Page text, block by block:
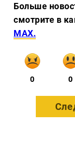
Больше
смотрите в
MAX.
0 0